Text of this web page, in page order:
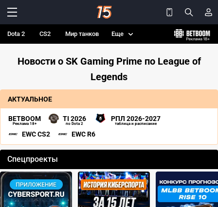
Dota 2 CS2 Мир танков Еще
Новости о SK Gaming Prime по League of
Legends
АКТУАЛЬНОЕ
BETBOOM
Реклама 18+
TI 2026
по Dota 2
РПЛ 2026-2027
таблица и расписание
EWC CS2 EWC R6
Спецпроекты